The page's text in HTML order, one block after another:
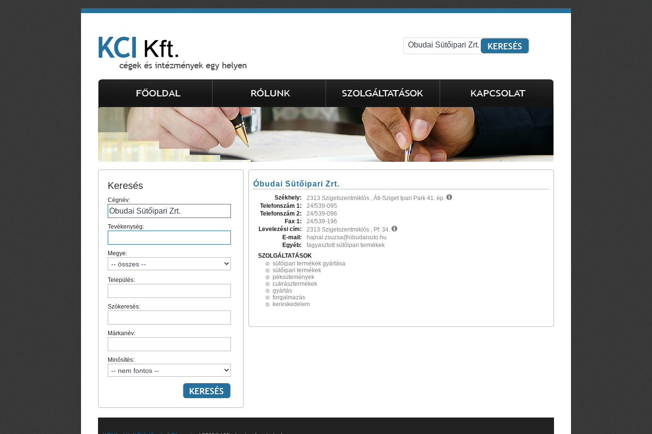
Keresés
Cégnév:
Tevékenység:
Megye:
Település:
Szókeresés:
Márkanév:
Minősítés:
Óbudai Sütőipari Zrt.
Székhely:
2313 Szigetszentmiklós , Áti-Sziget Ipari Park 41. ép.
Telefonszám 1:
24/539-095
Telefonszám 2:
24/539-096
Fax 1:
24/539-196
Levelezési cím:
2313 Szigetszentmiklós , Pf: 34.
E-mail:
hajnal.zsuzsa@obudaisuto.hu
Egyéb:
fagyasztott sütőipari termékek
SZOLGÁLTATÁSOK
sütőipari termékek gyártása
sütőipari termékek
péksütemények
cukrásztermékek
gyártás
forgalmazás
kereskedelem